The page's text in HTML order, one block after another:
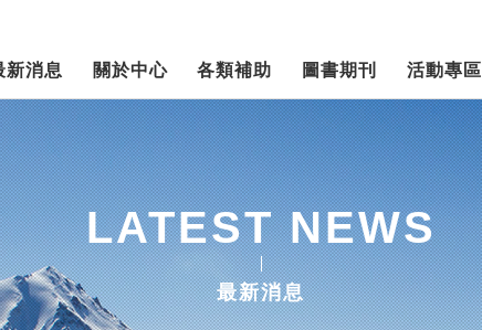
新消息 關於中心 各類補助 圖書期刊 活動專區
LATEST NEWS
最新消息